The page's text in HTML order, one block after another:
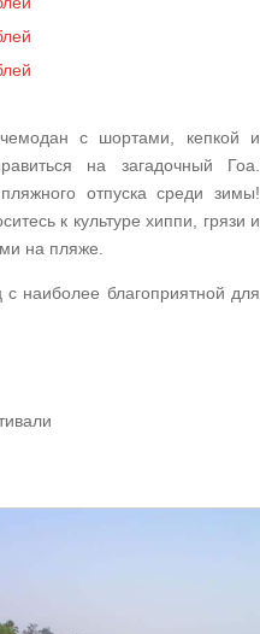
с шортами, кепкой и
на загадочный Гоа.
отпуска среди зимы!
к культуре хиппи, грязи и
на пляже.
наиболее благоприятной для